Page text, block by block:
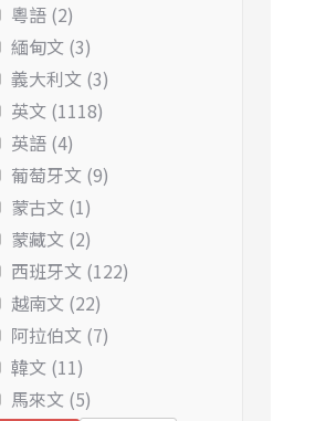
粵語 (2)
緬甸文 (3)
義大利文 (3)
英文 (1118)
英語 (4)
葡萄牙文 (9)
蒙古文 (1)
蒙藏文 (2)
西班牙文 (122)
越南文 (22)
阿拉伯文 (7)
韓文 (11)
馬來文 (5)